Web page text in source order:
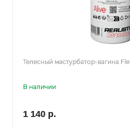
Телесный мастурбатор-вагина
В наличии
1 140 р.